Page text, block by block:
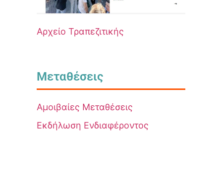
Αρχείο Τραπεζιτικής
Μεταθέσεις
Αμοιβαίες Μεταθέσεις
Εκδήλωση Ενδιαφέροντος